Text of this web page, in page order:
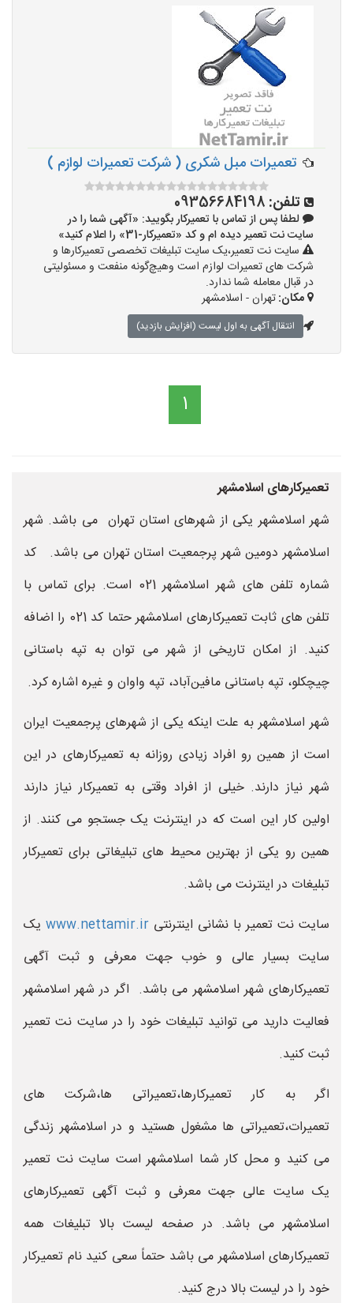
تعمیرات مبل شکری ( شرکت تعمیرات لوازم )
تلفن: 09356684198
لطفا پس از تماس با تعمیرکار بگویید: «آگهی شما را در
سایت نت تعمیر دیده ام و کد «تعمیرکار-31» را اعلام کنید»
سایت نت تعمیر،یک سایت تبلیغات تخصصی تعمیرکارها و
شرکت های تعمیرات لوازم است وهیچ‌گونه منفعت و مسئولیتی
در قبال معامله شما ندارد.
مکان:تهران - اسلامشهر
انتقال آگهی به اول لیست (افزایش بازدید)
1
تعمیرکارهای اسلامشهر
شهر اسلامشهر یکی از شهرهای استان تهران می باشد. شهر
اسلامشهر دومین شهر پرجمعیت استان تهران می باشد. کد
شماره تلفن های شهر اسلامشهر 021 است. برای تماس با
تلفن های ثابت تعمیرکارهای اسلامشهر حتما کد 021 را اضافه
کنید. از امکان تاریخی از شهر می توان به تپه باستانی
چیچکلو، تپه باستانی مافین‌آباد، تپه واوان و غیره اشاره کرد.
شهر اسلامشهر به علت اینکه یکی از شهرهای پرجمعیت ایران
است از همین رو افراد زیادی روزانه به تعمیرکارهای در این
شهر نیاز دارند. خیلی از افراد وقتی به تعمیرکار نیاز دارند
اولین کار این است که در اینترنت یک جستجو می کنند. از
همین رو یکی از بهترین محیط های تبلیغاتی برای تعمیرکار
تبلیغات در اینترنت می باشد.
سایت نت تعمیر با نشانی اینترنتی www.nettamir.ir یک
سایت بسیار عالی و خوب جهت معرفی و ثبت آگهی
تعمیرکارهای شهر اسلامشهر می باشد. اگر در شهر اسلامشهر
فعالیت دارید می توانید تبلیغات خود را در سایت نت تعمیر
ثبت کنید.
اگر به کار تعمیرکارها،تعمیراتی ها،شرکت های
تعمیرات،تعمیراتی ها مشغول هستید و در اسلامشهر زندگی
می کنید و محل کار شما اسلامشهر است سایت نت تعمیر
یک سایت عالی جهت معرفی و ثبت آگهی تعمیرکارهای
اسلامشهر می باشد. در صفحه لیست بالا تبلیغات همه
تعمیرکارهای اسلامشهر می باشد حتماً سعی کنید نام تعمیرکار
خود را در لیست بالا درج کنید.